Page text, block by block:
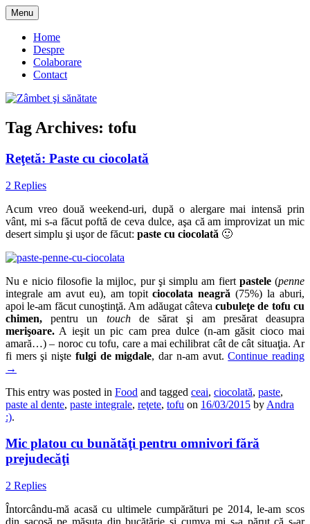
Skip
to
content
Zâmbet şi sănătate
Menu
Home
Despre
Colaborare
Contact
Tag Archives: tofu
Reţetă: Paste cu ciocolată
2 Replies
Acum vreo două weekend-uri, după o alergare mai intensă prin
vânt, mi s-a făcut poftă de ceva dulce, aşa că am improvizat un mic
desert simplu şi uşor de făcut: paste cu ciocolată 🙂
Nu e nicio filosofie la mijloc, pur şi simplu am fiert pastele(penne
integrale am avut eu), am topitciocolata neagră (75%) la aburi,
apoi le-am făcut cunoştinţă. Am adăugat câtevacubuleţe de tofu cu
chimen, pentru un touch de sărat şi am presărat deasupra
merişoare. A ieşit un pic cam prea dulce (n-am găsit cioco mai
amară…) – noroc cu tofu, care a mai echilibrat cât de cât situaţia. Ar
fi mers şi nişte fulgi de migdale, dar n-am avut.Continue reading
→
This entry was posted in Food and tagged ceai, ciocolată, paste,
paste al dente, paste integrale, reţete, tofu on 16/03/2015 by Andra
:).
Mic platou cu bunătăţi pentru omnivori fără
prejudecăţi
2 Replies
Întorcându-mă acasă cu ultimele cumpărături pe 2014, le-am scos
din sacoşă pe măsuţa din bucătărie şi cumva mi s-a părut că s-ar